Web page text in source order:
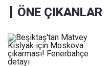
ÖNE ÇIKANLAR